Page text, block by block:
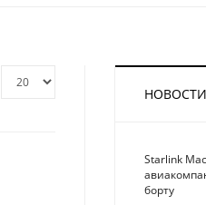
НОВОСТИ
Starlink
борту